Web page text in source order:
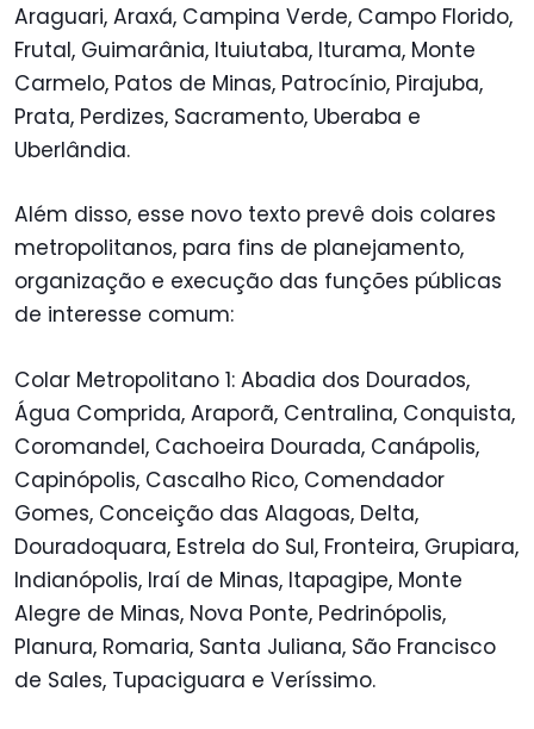
Araguari, Araxá, Campina Verde, Campo Florido,
Frutal, Guimarânia, Ituiutaba, Iturama, Monte
Carmelo, Patos de Minas, Patrocínio, Pirajuba,
Prata, Perdizes, Sacramento, Uberaba e
Uberlândia.
Além disso, esse novo texto prevê dois colares
metropolitanos, para fins de planejamento,
organização e execução das funções públicas
de interesse comum:
Colar Metropolitano 1: Abadia dos Dourados,
Água Comprida, Araporã, Centralina, Conquista,
Coromandel, Cachoeira Dourada, Canápolis,
Capinópolis, Cascalho Rico, Comendador
Gomes, Conceição das Alagoas, Delta,
Douradoquara, Estrela do Sul, Fronteira, Grupiara,
Indianópolis, Iraí de Minas, Itapagipe, Monte
Alegre de Minas, Nova Ponte, Pedrinópolis,
Planura, Romaria, Santa Juliana, São Francisco
de Sales, Tupaciguara e Veríssimo.